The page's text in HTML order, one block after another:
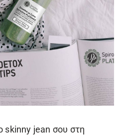
skinny jean σου στη